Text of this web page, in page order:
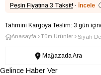
Peşin Fiyatına 3 Taksit! · İncele
Tahmini Kargoya Teslim: 3 gün
Anasayfa Tüm Ürünler Siyah
Mağazada Ara
Gelince Haber Ver